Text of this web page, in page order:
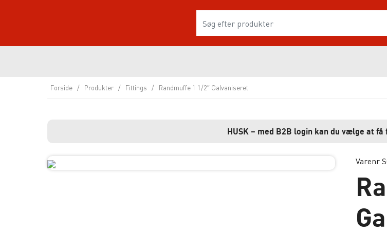
Forside / Produkter / Fittings / Randmuffe 1 1/2″ Galvaniseret
HUSK – med B2B login kan du vælge at
Varenr